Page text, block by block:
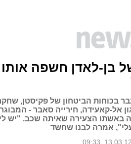
בן-לאדן חשפה אותו
בכוחות הביטחון של פקיסטן,
אל-קאעידה, חירייה סאבר -
באשתו הצעירה שאיתה שכב. "יש
אמרה לבנו שחשד